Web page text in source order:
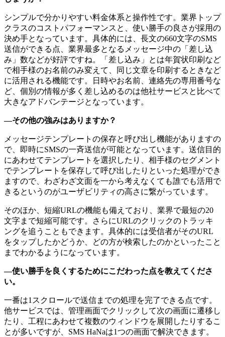
シンプルで分かりやすい料金体系と操作性です。業界トップ
クラスのコストパフォーマンスと、使い勝手の良さが採用の
決め手となっています。具体的には、長文の660文字のSMS
送信ができる点、業界最多となるメッセージ中の「差し込
み」数などが好評ですね。「差し込み」とは年賀状印刷など
で相手様のお名前のみ変えて、同じ文章を印刷するときなど
に活用される機能です。日時やお名前、連絡先の専用番号な
ど、個別の情報が多く差し込めるのは他社サービスと比べて
大きなアドバンテージとなっています。
―その他の強みはありますか？
メッセージテンプレートの保存と呼び出し機能がありますの
で、即時にSMSの一斉送信が可能となっています。送信目的
にあわせてテンプレートを選択したり、相手様のセグメント
でテンプレートを保存して呼び出したりといった処理ができ
ますので、わざわざ文面を一から考えなくても誰でも活用で
きるというのがユーザビリティの高さに繋がっています。
そのほか、短縮URLの機能も備えており、業界で最短の20
文字まで短縮可能です。さらにURLのクリックのトラッキ
ングを追うこともできます。具体的には受信者がそのURL
をタップしたかどうか、どの方が検索したのかといったこと
までわかるようになっています。
―使い勝手を良くするためにこだわった点を教えてくださ
い。
一番は1スクロールで送信までの処理を完了できる点です。
他サービスでは、管理画面でクリックして次の画面に遷移し
たり、工程にあわせて複数のウィンドウを展開したりするこ
とが多いですが、SMS HaNaは1つの画面で解決できます。